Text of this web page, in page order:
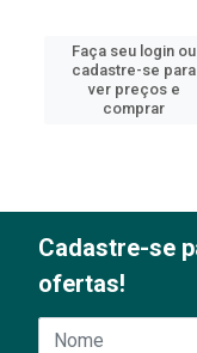
Faça seu login ou
cadastre-se para
ver preços e
comprar
Cadastre-se
ofertas!